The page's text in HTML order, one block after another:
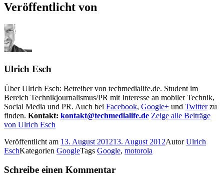
Veröffentlicht von
Ulrich Esch
Über Ulrich Esch: Betreiber von techmedialife.de. Student im
Bereich Technikjournalismus/PR mit Interesse an mobiler Technik,
Social Media und PR. Auch bei Facebook, Google+ und Twitterzu
finden. Kontakt: kontakt@techmedialife.de Zeige alle Beiträge
von Ulrich Esch
Veröffentlicht am 13. August 201213. August 2012AutorUlrich
EschKategorien GoogleTags Google, motorola
Schreibe einen Kommentar